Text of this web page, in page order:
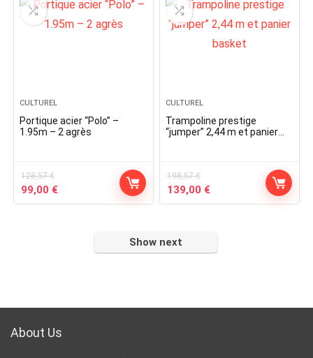
CULTUREL
Portique acier “Polo” –
1.95m – 2 agrès
128,57€
Original
price
99,00 €Current
price
CULTUREL
Trampoline prestige
“jumper” 2,44 m et panier
198,57€
Original
price
139,00 €Current
price
Show next
About Us